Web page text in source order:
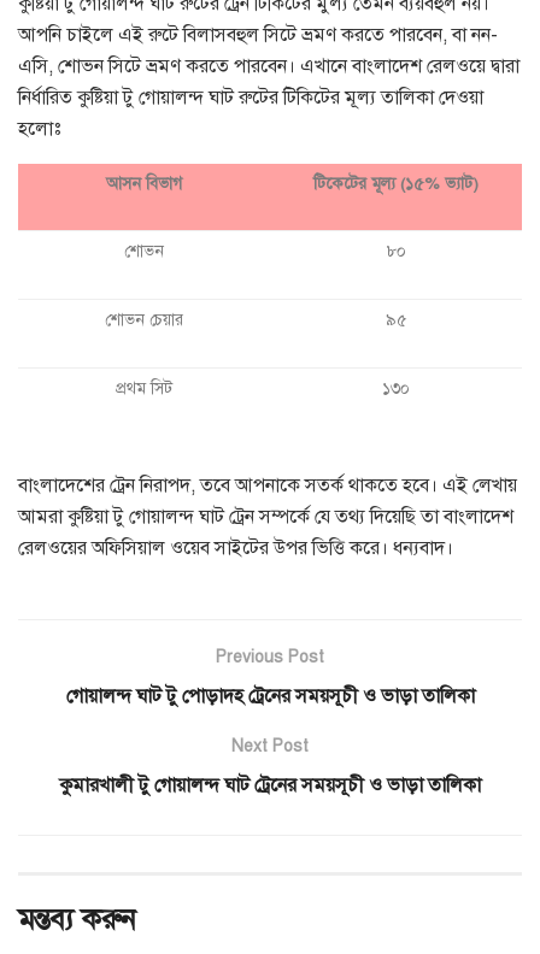
আপনি চাইলে এই রুটে বিলাসবহুল সিটে ভ্রমণ করতে পারবেন, বা নন-
এসি, শোভন সিটে ভ্রমণ করতে পারবেন। এখানে বাংলাদেশ রেলওয়ে দ্বারা
নির্ধারিত কুষ্টিয়া টু গোয়ালন্দ ঘাট রুটের টিকিটের মূল্য তালিকা দেওয়া
হলোঃ
আসন বিভাগ টিকেটের মূল্য (১৫% ভ্যাট)
শোভন ৮০
শোভন চেয়ার ৯৫
প্রথম সিট ১৩০
বাংলাদেশের ট্রেন নিরাপদ, তবে আপনাকে সতর্ক থাকতে হবে। এই লেখায়
আমরা কুষ্টিয়া টু গোয়ালন্দ ঘাট ট্রেন সম্পর্কে যে তথ্য দিয়েছি তা বাংলাদেশ
রেলওয়ের অফিসিয়াল ওয়েব সাইটের উপর ভিত্তি করে। ধন্যবাদ।
Previous Post
গোয়ালন্দ ঘাট টু পোড়াদহ ট্রেনের সময়সূচী ও ভাড়া তালিকা
Next Post
কুমারখালী টু গোয়ালন্দ ঘাট ট্রেনের সময়সূচী ও ভাড়া তালিকা
মন্তব্য করুন